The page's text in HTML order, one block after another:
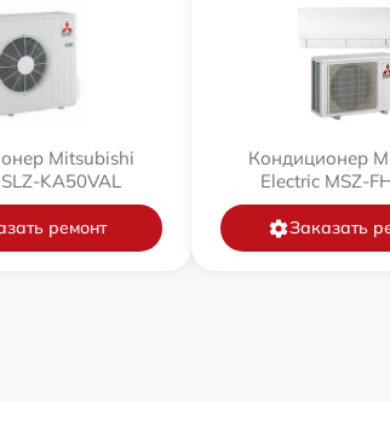
Mitsubishi
KA50VAL
ремонт
Кондиционер
Electric MSZ-
Заказать